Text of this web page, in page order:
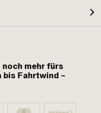
mehr fürs
bis Fahrtwind –